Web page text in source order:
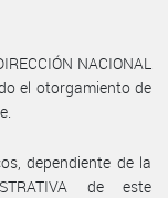
NACIONAL
el otorgamiento de
dependiente de la
de este